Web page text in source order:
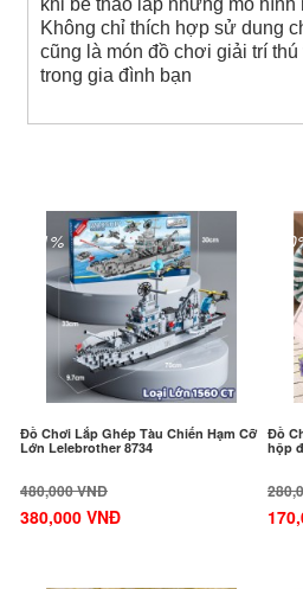
khi bé tháo lắp những mô hình
Không chỉ thích hợp sử dung
cũng là món đồ chơi giải trí
trong gia đình bạn
-21%
Đồ Chơi Lắp Ghép Tàu Chiến Hạm Cỡ
Lớn Lelebrother 8734
480,000 VNĐ
380,000 VNĐ
-
Đồ
hộp